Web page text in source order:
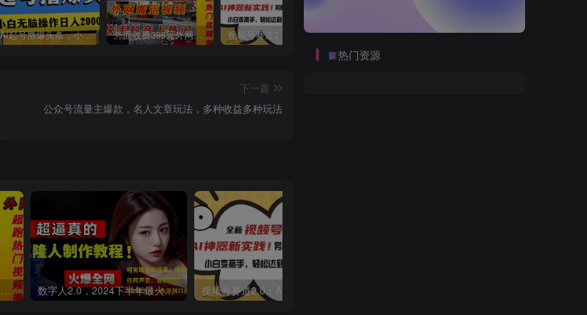
AI起号撸爆头条，小白也能操作，日入2000+ 外面收费398元外网超跑豪车汽车视频搬运至快手抖音上热门项目 视频号赛道2.0：AI神器新实践！另辟蹊径！五分钟一条作品，小白变高手… 数字人2.0，2024下半年最火项目，无限免费生成视频，可实现任何场景，用任何形象，任何声音，说任何话，5分钟生成一条原创口播视频。
下一篇
公众号流量主爆款，名人文章玩法，多种收益多种玩法
外面收费398元外网超跑豪车汽车视频搬运至快手抖音上热门项目 数字人2.0，2024下半年最火项目，无限免费生成视频，可实现任何场景，用任何形象，任何声音，说任何话，5分钟生成一条原创口播视频。
热门资源